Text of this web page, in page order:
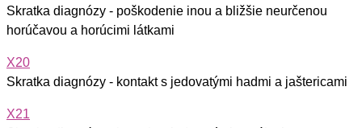
Skratka diagnózy - poškodenie inou a bližšie neurčenou
horúčavou a horúcimi látkami
X20
Skratka diagnózy - kontakt s jedovatými hadmi a jaštericami
X21